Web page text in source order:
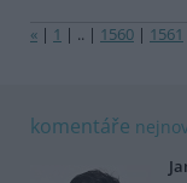
« | 1 | .. | 1560 | 1561
komentáře